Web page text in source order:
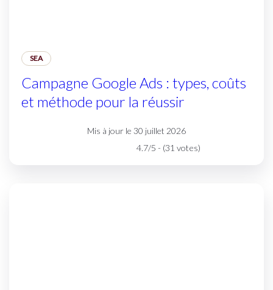
SEA
Campagne Google Ads : types, coûts
et méthode pour la réussir
Mis à jour le 30 juillet 2026
4.7/5 - (31 votes)